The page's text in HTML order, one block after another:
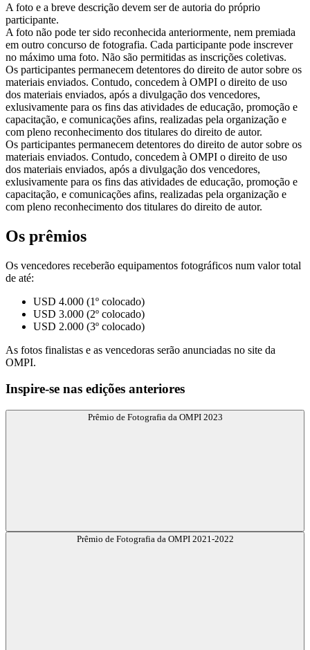
A foto e a breve descrição devem ser de autoria do próprio
participante.
A foto não pode ter sido reconhecida anteriormente, nem premiada
em outro concurso de fotografia. Cada participante pode inscrever
no máximo uma foto. Não são permitidas as inscrições coletivas.
Os participantes permanecem detentores do direito de autor sobre os
materiais enviados. Contudo, concedem à OMPI o direito de uso
dos materiais enviados, após a divulgação dos vencedores,
exlusivamente para os fins das atividades de educação, promoção e
capacitação, e comunicações afins, realizadas pela organização e
com pleno reconhecimento dos titulares do direito de autor.
Os participantes permanecem detentores do direito de autor sobre os
materiais enviados. Contudo, concedem à OMPI o direito de uso
dos materiais enviados, após a divulgação dos vencedores,
exlusivamente para os fins das atividades de educação, promoção e
capacitação, e comunicações afins, realizadas pela organização e
com pleno reconhecimento dos titulares do direito de autor.
Os prêmios
Os vencedores receberão equipamentos fotográficos num valor total
de até:
USD 4.000 (1º colocado)
USD 3.000 (2º colocado)
USD 2.000 (3º colocado)
As fotos finalistas e as vencedoras serão anunciadas no site da
OMPI.
Inspire-se nas edições anteriores
Prêmio de Fotografia da OMPI 2023
Prêmio de Fotografia da OMPI 2021-2022